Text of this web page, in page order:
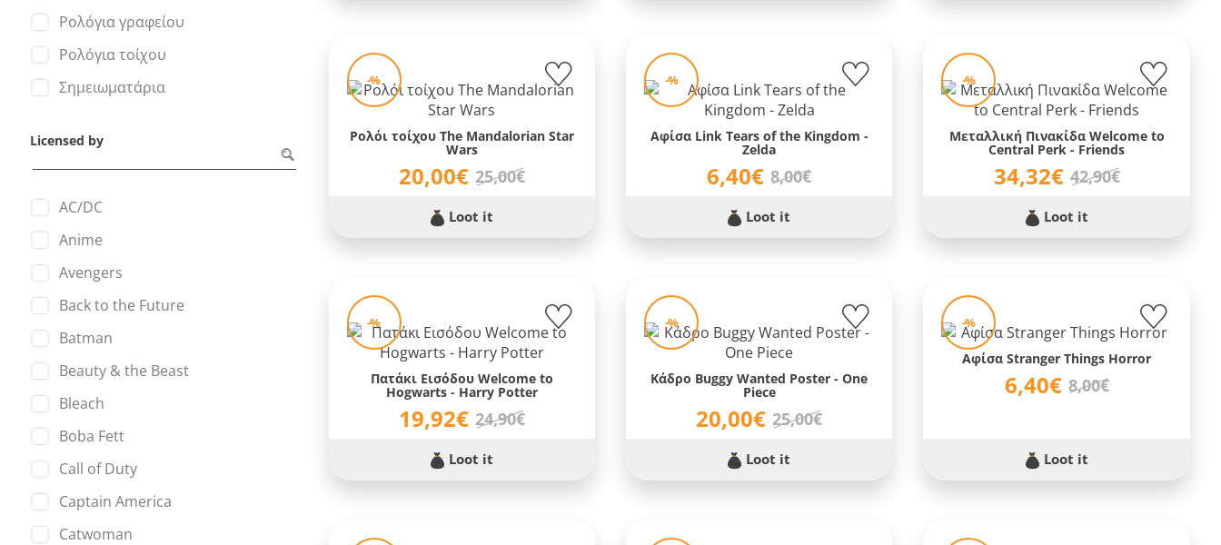
Ρολόγια γραφείου
Ρολόγια τοίχου
Σημειωματάρια
Licensed by
AC/DC
Anime
Avengers
Back to the Future
Batman
Beauty & the Beast
Bleach
Boba Fett
Call of Duty
Captain America
Catwoman
-%
Ρολόι τοίχου The Mandalorian Star
Wars
20,00€ 25,00€
Loot it
-%
Αφίσα Link Tears of the Kingdom -
Zelda
6,40€ 8,00€
Loot it
-%
Μεταλλική Πινακίδα Welcome to
Central Perk - Friends
34,32€ 42,90€
Loot it
-%
Πατάκι Εισόδου Welcome to
Hogwarts - Harry Potter
19,92€ 24,90€
Loot it
-%
Κάδρο Buggy Wanted Poster - One
Piece
20,00€ 25,00€
Loot it
-%
Αφίσα Stranger Things Horror
6,40€ 8,00€
Loot it